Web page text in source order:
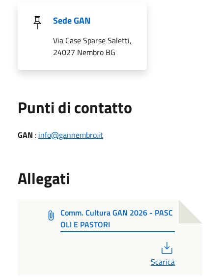
Sede GAN
Via Case Sparse Saletti,
24027 Nembro BG
Punti di contatto
GAN : info@gannembro.it
Allegati
Comm. Cultura GAN 2026 - PASC
OLI E PASTORI
Scarica